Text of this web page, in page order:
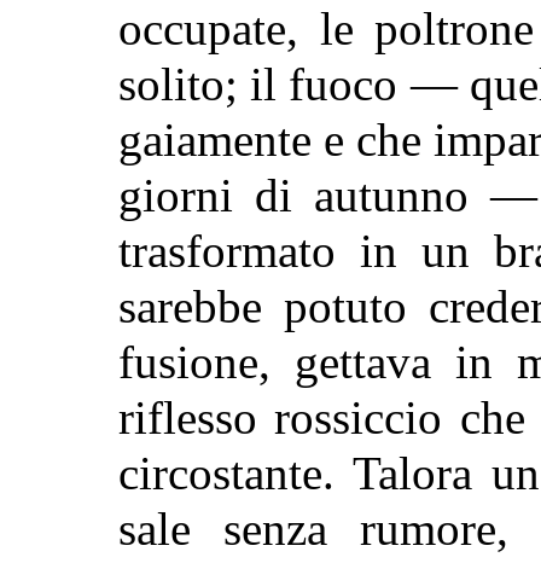
occupate, le
solito; il fuoco —
gaiamente e che
giorni di autunno —
trasformato in un
sarebbe potuto
fusione, gettava in
riflesso rossiccio
circostante. Talora
sale senza